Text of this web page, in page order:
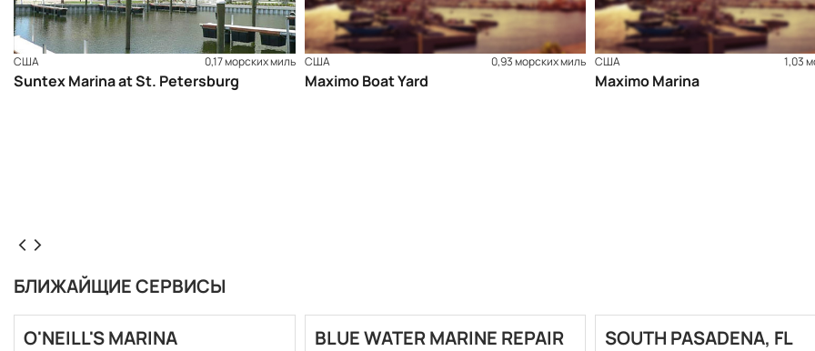
США 0,17 морских миль
Suntex Marina at St. Petersburg
США 0,93 морских миль
Maximo Boat Yard
США 1,03
Maximo Marina
БЛИЖАЙЩИЕ СЕРВИСЫ
O'NEILL'S MARINA BLUE WATER MARINE REPAIR SOUTH PASADENA, FL